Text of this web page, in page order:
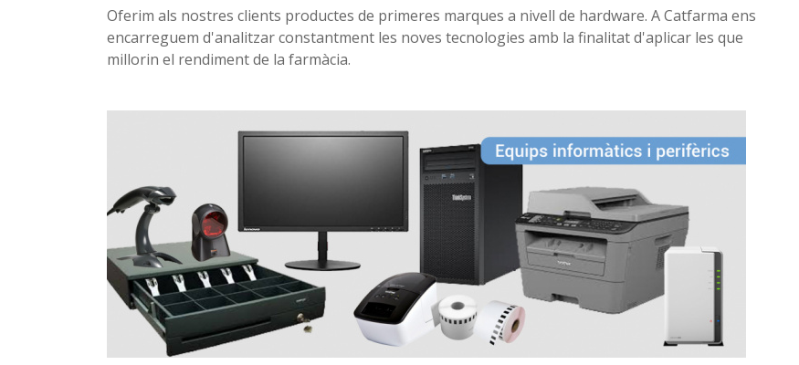
Oferim als nostres clients productes de primeres marques a nivell de hardware. A Catfarma ens
encarreguem d'analitzar constantment les noves tecnologies amb la finalitat d'aplicar les que
millorin el rendiment de la farmàcia.